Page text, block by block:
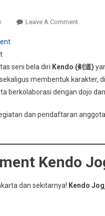
Leave A CommentOn
Jogja:
Dengan
Kendo
seni bela diri Kendo (剣道)
membentuk karakter,
berkolaborasi dengan dojo
dan pendaftaran
Kendo
dan sekitarnya! Kendo